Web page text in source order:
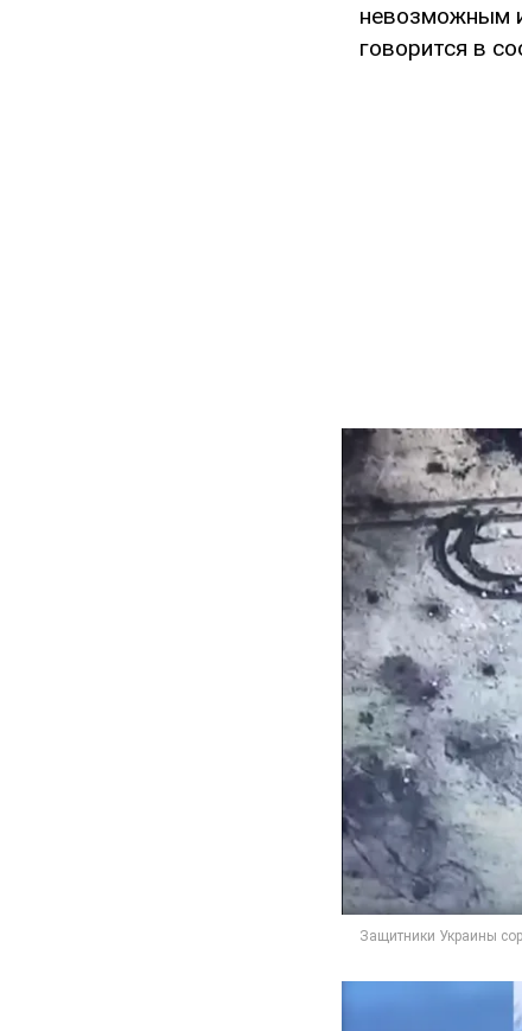
невозможным
говорится в